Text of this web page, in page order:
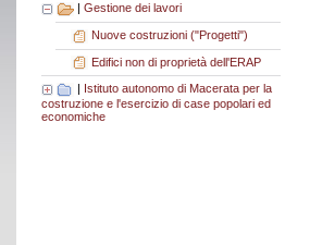
Gestione dei lavori
Nuove costruzioni ("Progetti")
Edifici non di proprietà dell'ERAP
| Istituto autonomo di Macerata per la
costruzione e l'esercizio di case popolari ed
economiche